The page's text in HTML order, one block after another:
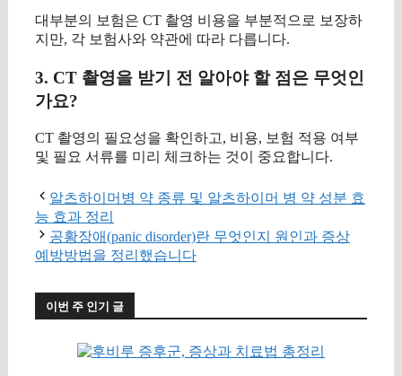
대부분의 보험은 CT 촬영 비용을 부분적으로 보장하
지만, 각 보험사와 약관에 따라 다릅니다.
3. CT 촬영을 받기 전 알아야 할 점은 무엇인
가요?
CT 촬영의 필요성을 확인하고, 비용, 보험 적용 여부
및 필요 서류를 미리 체크하는 것이 중요합니다.
알츠하이머병 약 종류 및 알츠하이머 병 약 성분 효
능 효과 정리
공황장애(panic disorder)란 무엇인지 원인과 증상
예방방법을 정리했습니다
이번 주 인기 글